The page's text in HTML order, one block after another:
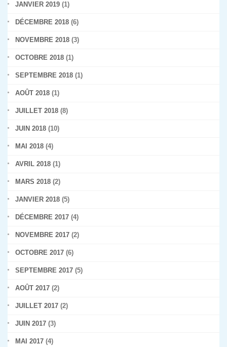
JANVIER 2019 (1)
DÉCEMBRE 2018 (6)
NOVEMBRE 2018 (3)
OCTOBRE 2018 (1)
SEPTEMBRE 2018 (1)
AOÛT 2018 (1)
JUILLET 2018 (8)
JUIN 2018 (10)
MAI 2018 (4)
AVRIL 2018 (1)
MARS 2018 (2)
JANVIER 2018 (5)
DÉCEMBRE 2017 (4)
NOVEMBRE 2017 (2)
OCTOBRE 2017 (6)
SEPTEMBRE 2017 (5)
AOÛT 2017 (2)
JUILLET 2017 (2)
JUIN 2017 (3)
MAI 2017 (4)